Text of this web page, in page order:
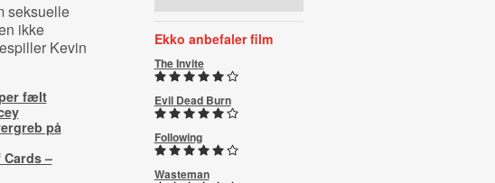
seksuelle
ikke
Kevin
fælt
på
–
Ekko anbefaler film
The Invite
Evil Dead Burn
Following
Wasteman